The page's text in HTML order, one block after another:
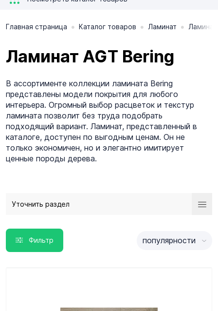
Главная страница • Каталог товаров • Ламинат •
Ламинат AGT Bering
В ассортименте коллекции ламината Bering
представлены модели покрытия для любого
интерьера. Огромный выбор расцветок и текстур
ламината позволит без труда подобрать
подходящий вариант. Ламинат, представленный в
каталоге, доступен по выгодным ценам. Он не
только экономичен, но и элегантно имитирует
ценные породы дерева.
Уточнить раздел
Фильтр популярности